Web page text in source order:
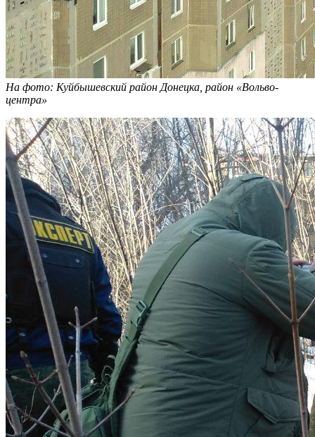
На фото: Куйбышевский район Донецка, район «Вольво-
центра»